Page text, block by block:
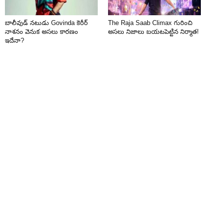
బాలీవుడ్ నటుడు Govinda కెరీర్
నాశనం వెనుక అసలు కారణం
ఇదేనా?
The Raja Saab Climax గురించి
అసలు నిజాలు బయటపెట్టిన నిర్మాత!